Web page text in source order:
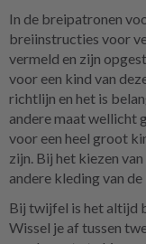
In de breipatronen
breiinstructies voor
vermeld en zijn
voor een kind van
richtlijn en het is
andere maat wellicht
voor een heel groot
zijn. Bij het kiezen
andere kleding van
Bij twijfel is het altijd
Wissel je af tussen